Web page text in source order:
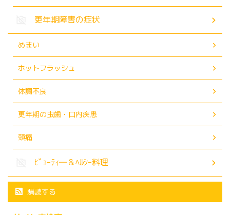
更年期障害の症状
めまい
ホットフラッシュ
体調不良
更年期の虫歯・口内疾患
頭痛
ﾋﾞｭｰﾃｨ―＆ﾍﾙｼｰ料理
購読する